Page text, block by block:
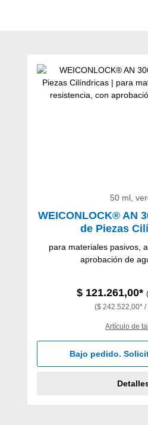
50 ml,
WEICONLOCK® AN
de Piezas
para materiales pasivos,
aprobación de
$ 121.261,00*
($ 242.522,00* /
Artículo de
Bajo pedido.